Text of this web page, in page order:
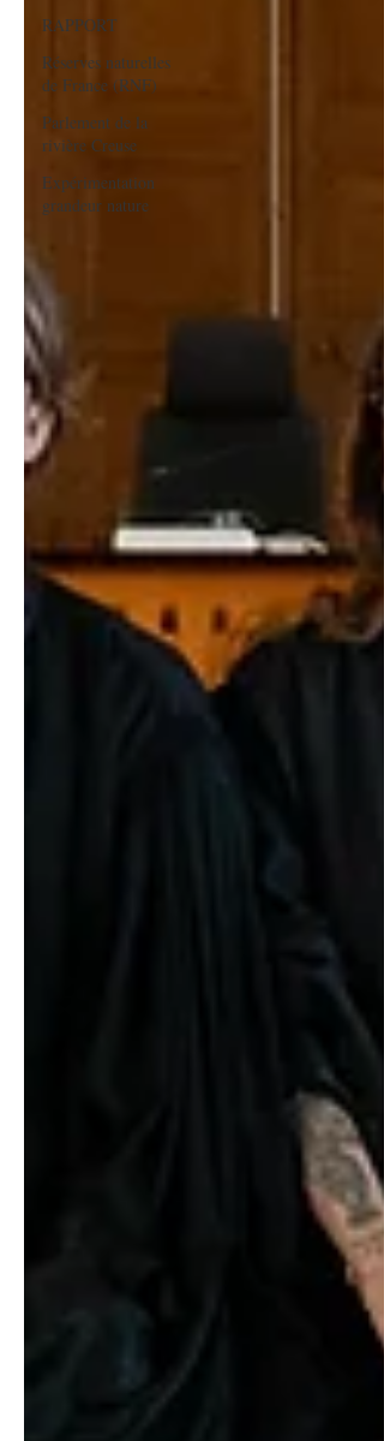
RAPPORT
Réserves naturelles
de France (RNF)
Parlement de la
rivière Creuse
Expérimentation
grandeur nature